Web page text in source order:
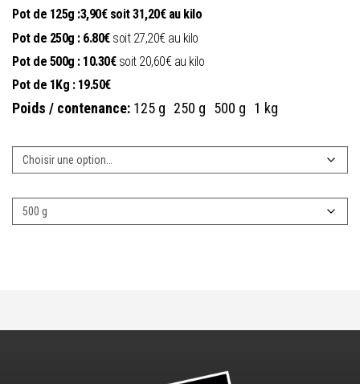
Pot de 125g :3,90€ soit 31,20€ au kilo
Pot de 250g : 6.80€soit 27,20€ au kilo
Pot de 500g : 10.30€soit 20,60€ au kilo
Pot de 1Kg : 19.50€
Poids / contenance: 125 g 250 g 500 g 1 kg